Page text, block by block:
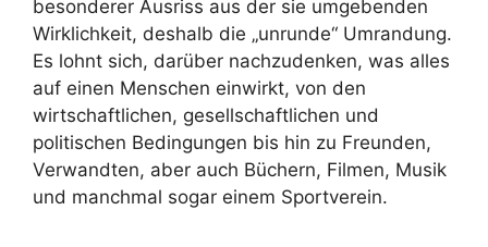
besonderer Ausriss aus der sie umgebenden
Wirklichkeit, deshalb die „unrunde“ Umrandung.
Es lohnt sich, darüber nachzudenken, was alles
auf einen Menschen einwirkt, von den
wirtschaftlichen, gesellschaftlichen und
politischen Bedingungen bis hin zu Freunden,
Verwandten, aber auch Büchern, Filmen, Musik
und manchmal sogar einem Sportverein.